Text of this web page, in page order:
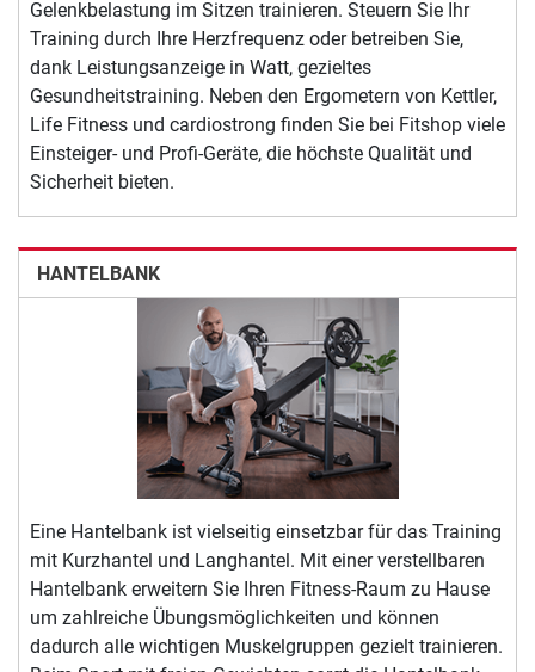
Gelenkbelastung im Sitzen trainieren. Steuern Sie Ihr
Training durch Ihre Herzfrequenz oder betreiben Sie,
dank Leistungsanzeige in Watt, gezieltes
Gesundheitstraining. Neben den Ergometern von Kettler,
Life Fitness und cardiostrong finden Sie bei Fitshop viele
Einsteiger- und Profi-Geräte, die höchste Qualität und
Sicherheit bieten.
HANTELBANK
Eine Hantelbank ist vielseitig einsetzbar für das Training
mit Kurzhantel und Langhantel. Mit einer verstellbaren
Hantelbank erweitern Sie Ihren Fitness-Raum zu Hause
um zahlreiche Übungsmöglichkeiten und können
dadurch alle wichtigen Muskelgruppen gezielt trainieren.